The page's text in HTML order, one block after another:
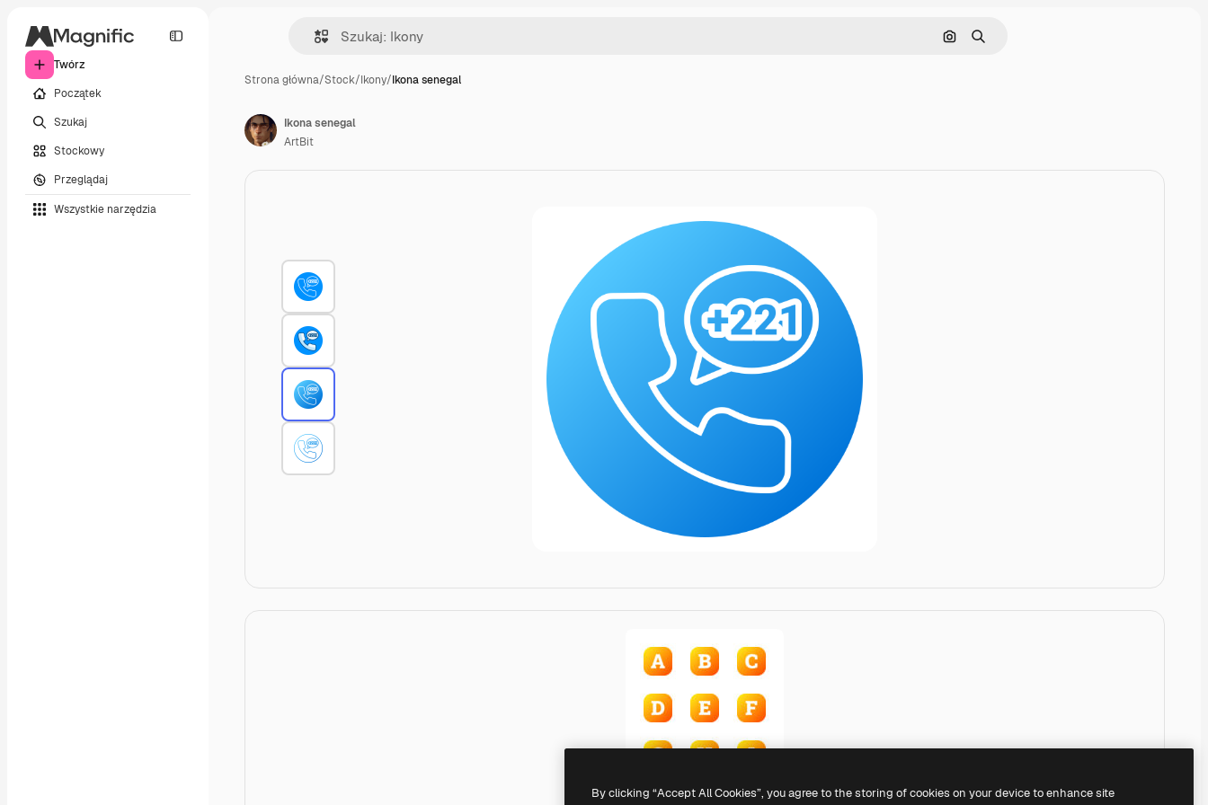
Twórz
Początek
Szukaj
Stockowy
Przeglądaj
Wszystkie narzędzia
Szukaj według obrazu
Szukaj
Strona główna/Stock/Ikony/Ikona senegal
Generic gradient fill
Ikona senegal
ArtBit
By clicking “Accept All Cookies”, you agree to the storing of cookies on your device to enhance site